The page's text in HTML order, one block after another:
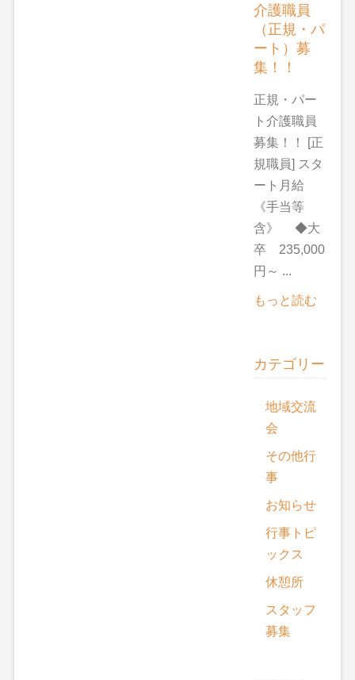
介護職員
（正規・パ
ート）募
集！！
正規・パー
ト介護職員
募集！！ [正
規職員] スタ
ート月給
《手当等
含》 ◆大
卒 235,000
円～ ...
もっと読む
カテゴリー
地域交流
会
その他行
事
お知らせ
行事トピ
ックス
休憩所
スタッフ
募集